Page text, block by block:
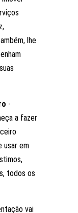
lhe
-
a fazer
usar em
todos os
vai